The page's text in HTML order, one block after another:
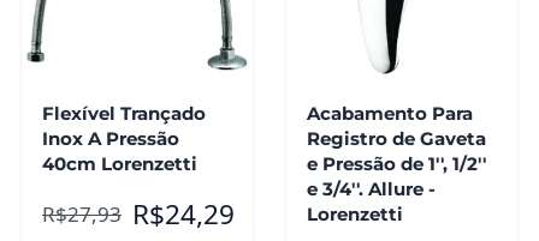
Flexível Trançado
Inox A Pressão
40cm Lorenzetti
R$27,93 R$24,29
Acabamento Para
Registro de Gaveta
e Pressão de 1'', 1/2''
e 3/4''. Allure -
Lorenzetti